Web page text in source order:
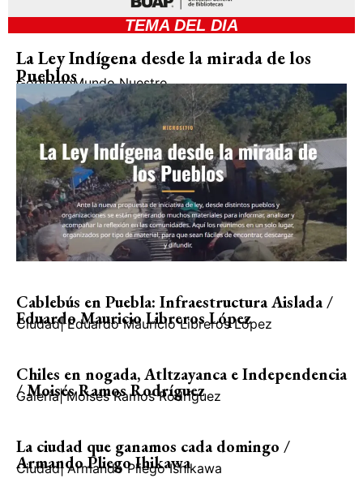
TEMA DEL DIA
La Ley Indígena desde la mirada de los
Pueblos
GobiernoMundo Nuestro
Cablebús en Puebla: Infraestructura Aislada /
Eduardo Mauricio Libreros López
Ciudad| Eduardo Mauricio Libreros López
Chiles en nogada, Atltzayanca e Independencia
/ Moisés Ramos Rodríguez
Galería| Moisés Ramos Rodríguez
La ciudad que ganamos cada domingo /
Armando Pliego Ihikawa
Ciudad| Armando Pliego Ishikawa